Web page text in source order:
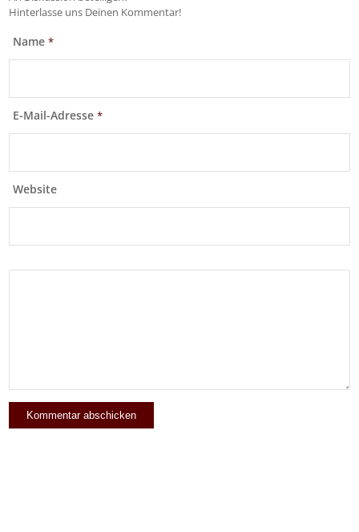
Hinterlasse uns Deinen Kommentar!
Name*
E-Mail-Adresse*
Website